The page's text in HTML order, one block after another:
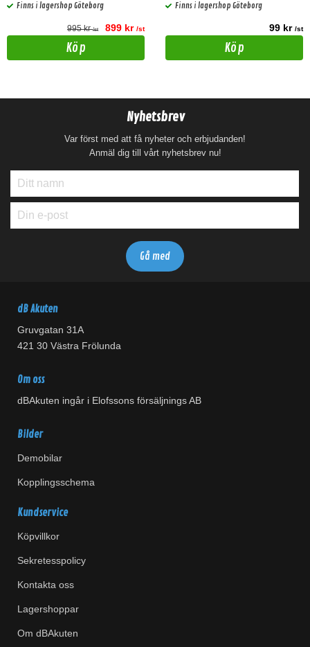
Finns i lagershop Göteborg
995 kr/st 899 kr /st
Köp
Finns i lagershop Göteborg
99 kr /st
Köp
Nyhetsbrev
Var först med att få nyheter och erbjudanden!
Anmäl dig till vårt nyhetsbrev nu!
dB Akuten
Gruvgatan 31A
421 30 Västra Frölunda
Om oss
dBAkuten ingår i Elofssons försäljnings AB
Bilder
Demobilar
Kopplingsschema
Kundservice
Köpvillkor
Sekretesspolicy
Kontakta oss
Lagershoppar
Om dBAkuten